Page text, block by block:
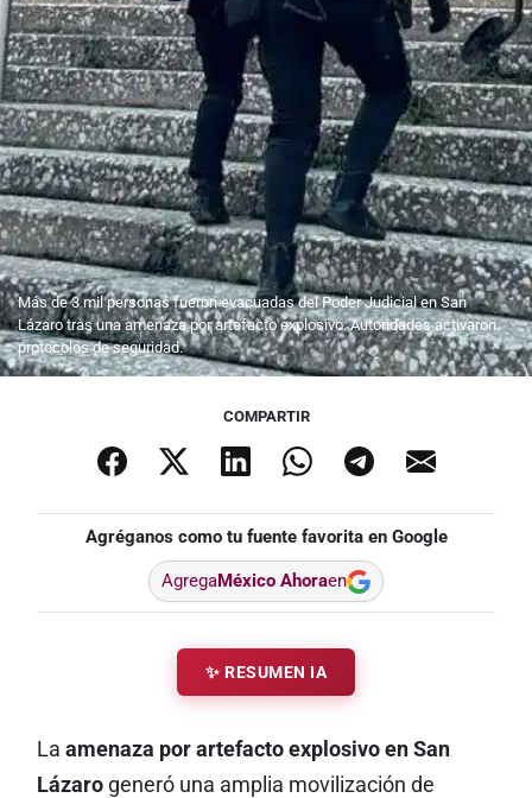
Más de 3 mil personas fueron evacuadas del Poder Judicial en San
Lázaro tras una amenaza por artefacto explosivo. Autoridades activaron
protocolos de seguridad.
COMPARTIR
Agréganos como tu fuente favorita en Google
AgregaMéxico Ahoraen
✨ RESUMEN IA
La amenaza por artefacto explosivo en San
Lázarogeneró una amplia movilización de